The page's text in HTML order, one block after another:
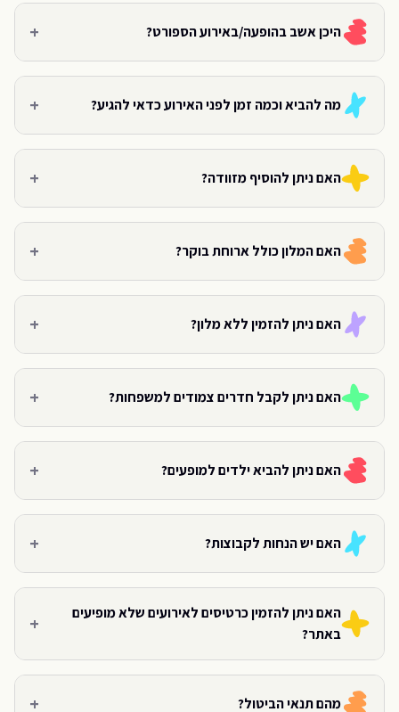
היכן אשב בהופעה/באירוע הספורט? +
מה להביא וכמה זמן לפני האירוע כדאי להגיע? +
האם ניתן להוסיף מזוודה? +
האם המלון כולל ארוחת בוקר? +
האם ניתן להזמין ללא מלון? +
האם ניתן לקבל חדרים צמודים למשפחות? +
האם ניתן להביא ילדים למופעים? +
האם יש הנחות לקבוצות? +
האם ניתן להזמין כרטיסים לאירועים שלא מופיעים
באתר?
+
מהם תנאי הביטול? +